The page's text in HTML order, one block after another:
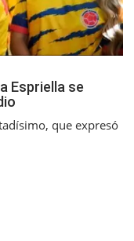
Espriella se
que expresó